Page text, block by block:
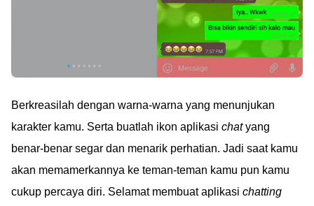
Berkreasilah dengan warna-warna yang menunjukan
karakter kamu. Serta buatlah ikon aplikasi chatyang
benar-benar segar dan menarik perhatian. Jadi saat kamu
akan memamerkannya ke teman-teman kamu pun kamu
cukup percaya diri. Selamat membuat aplikasi chatting